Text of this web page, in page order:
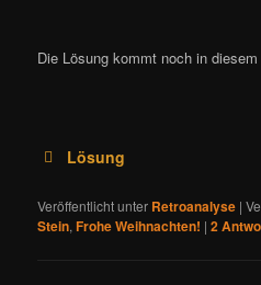
Die Lösung kommt noch in
Lösung
Veröffentlicht unter Retroanalyse |
Stein,Frohe Weihnachten! |2